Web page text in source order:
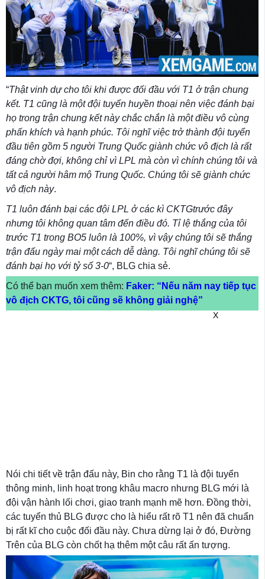
“Thật vinh dự cho tôi khi được đối đầu với T1 ở trận chung
kết. T1 cũng là một đội tuyển huyền thoại nên việc đánh bại
họ trong trận chung kết này chắc chắn là một điều vô cùng
phấn khích và hạnh phúc. Tôi nghĩ việc trở thành đội tuyển
đầu tiên gồm 5 người Trung Quốc giành chức vô địch là rất
đáng chờ đợi, không chỉ vì LPL mà còn vì chính chúng tôi và
tất cả người hâm mộ Trung Quốc. Chúng tôi sẽ giành chức
vô địch này.
T1 luôn đánh bại các đội LPL ở các kì CKTGtrước đây
nhưng tôi không quan tâm đến điều đó. Tỉ lệ thắng của tôi
trước T1 trong BO5 luôn là 100%, vì vậy chúng tôi sẽ thắng
trận đấu ngày mai một cách dễ dàng. Tôi nghĩ chúng tôi sẽ
đánh bại họ với tỷ số 3-0“, BLG chia sẻ.
Có thể bạn muốn xem thêm: Faker: “Nếu năm nay tiếp tục
vô địch CKTG, tôi cũng sẽ không giải nghệ”
X
Nói chi tiết về trận đấu này, Bin cho rằng T1 là đội tuyển
thông minh, linh hoạt trong khâu macro nhưng BLG mới là
đội vận hành lối chơi, giao tranh mạnh mẽ hơn. Đồng thời,
các tuyển thủ BLG được cho là hiểu rất rõ T1 nên đã chuẩn
bị rất kĩ cho cuộc đối đầu này. Chưa dừng lại ở đó, Đường
Trên của BLG còn chốt hạ thêm một câu rất ấn tượng.